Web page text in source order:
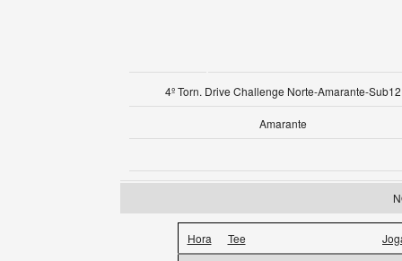
4º Torn. Drive Challenge Norte-Amarante-Sub12
Amarante
Hora Tee